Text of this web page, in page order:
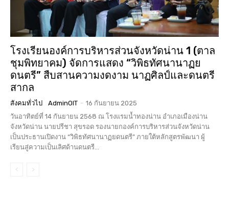
โรงเรียนองค์การบริหารส่วนจังหวัดน่าน 1 (ตาล
ชุมพิทยาคม) จัดการแสดง “วิพิธทัศนานาฏย
ดนตรี” สืบสานความงดงาม นาฏศิลป์และดนตรี
สากล
สังคมทั่วไป AdminOIT - 16 กันยายน 2025
วันอาทิตย์ที่ 14 กันยายน 2568 ณ โรงแรมน้ำทองน่าน อำเภอเมืองน่าน
จังหวัดน่าน นายปรีชา สุขรอด รองนายกองค์การบริหารส่วนจังหวัดน่าน
เป็นประธานเปิดงาน “วิพิธทัศนานาฏยดนตรี” ภายใต้หลักสูตรพัฒนา ผู้
เรียนสู่ความเป็นเลิศด้านดนตรี...